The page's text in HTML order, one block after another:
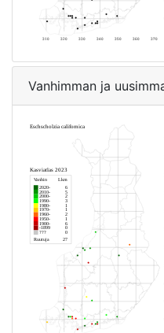
Vanhimman ja